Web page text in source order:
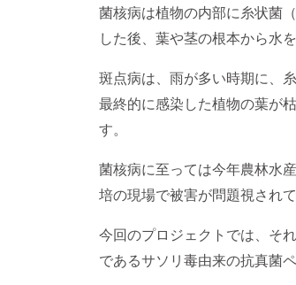
菌核病は植物の内部に糸状菌
した後、葉や茎の根本から水
斑点病は、雨が多い時期に、
最終的に感染した植物の葉が
す。
菌核病に至っては今年農林水
培の現場で被害が問題視されて
今回のプロジェクトでは、そ
であるサソリ毒由来の抗真菌